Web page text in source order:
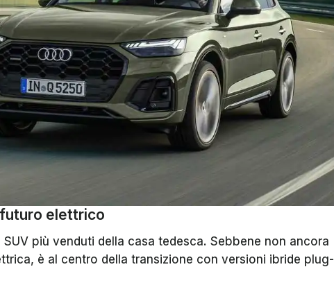
elettrico
SUV più venduti della casa tedesca. Sebbene non ancora
è al centro della transizione con versioni ibride plug-